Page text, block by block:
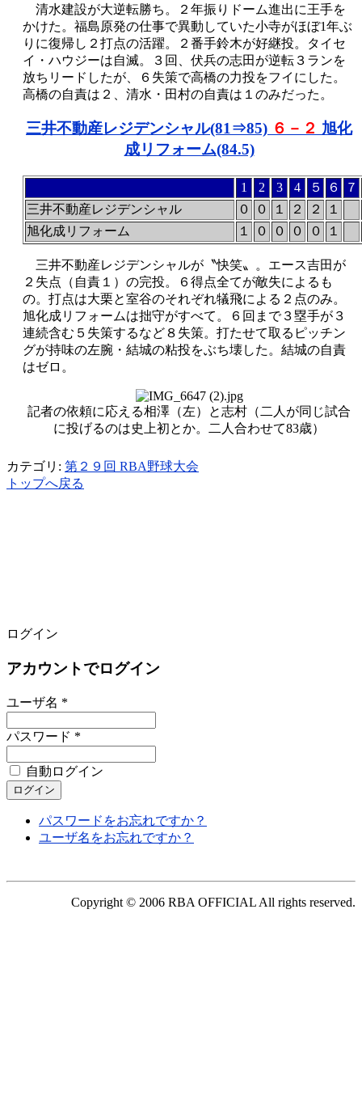
清水建設が大逆転勝ち。２年振りドーム進出に王手を
かけた。福島原発の仕事で異動していた小寺がほぼ1年ぶ
りに復帰し２打点の活躍。２番手鈴木が好継投。タイセ
イ・ハウジーは自滅。３回、伏兵の志田が逆転３ランを
放ちリードしたが、６失策で高橋の力投をフイにした。
高橋の自責は２、清水・田村の自責は１のみだった。
三井不動産レジデンシャル(81⇒85) ６－２ 旭化
成リフォーム(84.5)
1 2 3 4 ５ ６
７
三井不動産レジデンシャル
０ ０ １ ２ ２
１
旭化成リフォーム
１ ０ ０ ０ ０ １
三井不動産レジデンシャルが〝快笑〟。エース吉田が
２失点（自責１）の完投。６得点全てが敵失によるも
の。打点は大栗と室谷のそれぞれ犠飛による２点のみ。
旭化成リフォームは拙守がすべて。６回まで３塁手が３
連続含む５失策するなど８失策。打たせて取るピッチン
グが持味の左腕・結城の粘投をぶち壊した。結城の自責
はゼロ。
記者の依頼に応える相澤（左）と志村（二人が同じ試合
に投げるのは史上初とか。二人合わせて83歳）
カテゴリ: 第２９回 RBA野球大会
トップへ戻る
ログイン
アカウントでログイン
ユーザ名 *
パスワード *
自動ログイン
パスワードをお忘れですか？
ユーザ名をお忘れですか？
Copyright © 2006 RBA OFFICIAL All rights reserved.